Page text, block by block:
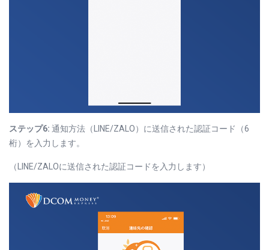
ステップ6: 通知方法（LINE/ZALO）に送信された認証コード（6
桁）を入力します。
（LINE/ZALOに送信された認証コードを入力します）